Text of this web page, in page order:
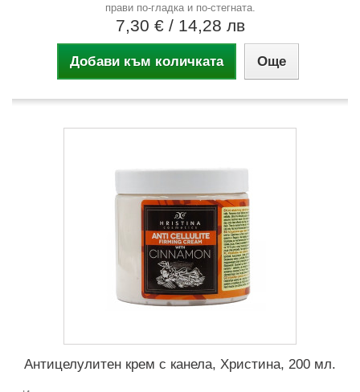
прави по-гладка и по-стегната.
7,30 € / 14,28 лв
Добави към количката Още
Антицелулитен крем с канела, Христина, 200 мл.